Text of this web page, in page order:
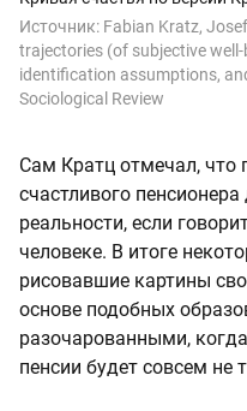
Источник: Fabian Kratz,
trajectories (of subjective
identification assumptions,
Sociological Review
Сам Кратц отмечал, что
счастливого
реальности, если
человеке. В итоге
рисовавшие картины
основе подобных
разочарованными,
пенсии будет совсем